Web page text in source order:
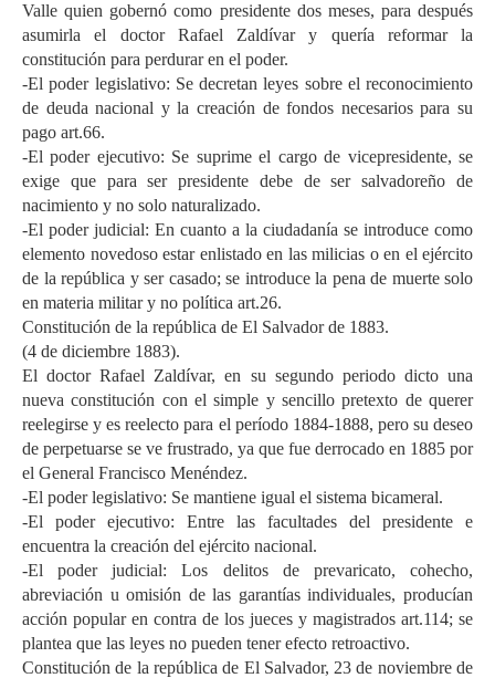
Valle quien gobernó como presidente dos meses, para después
asumirla el doctor Rafael Zaldívar y quería reformar la
constitución para perdurar en el poder.
-El poder legislativo: Se decretan leyes sobre el reconocimiento
de deuda nacional y la creación de fondos necesarios para su
pago art.66.
-El poder ejecutivo: Se suprime el cargo de vicepresidente, se
exige que para ser presidente debe de ser salvadoreño de
nacimiento y no solo naturalizado.
-El poder judicial: En cuanto a la ciudadanía se introduce como
elemento novedoso estar enlistado en las milicias o en el ejército
de la república y ser casado; se introduce la pena de muerte solo
en materia militar y no política art.26.
Constitución de la república de El Salvador de 1883.
(4 de diciembre 1883).
El doctor Rafael Zaldívar, en su segundo periodo dicto una
nueva constitución con el simple y sencillo pretexto de querer
reelegirse y es reelecto para el período 1884-1888, pero su deseo
de perpetuarse se ve frustrado, ya que fue derrocado en 1885 por
el General Francisco Menéndez.
-El poder legislativo: Se mantiene igual el sistema bicameral.
-El poder ejecutivo: Entre las facultades del presidente e
encuentra la creación del ejército nacional.
-El poder judicial: Los delitos de prevaricato, cohecho,
abreviación u omisión de las garantías individuales, producían
acción popular en contra de los jueces y magistrados art.114; se
plantea que las leyes no pueden tener efecto retroactivo.
Constitución de la república de El Salvador, 23 de noviembre de